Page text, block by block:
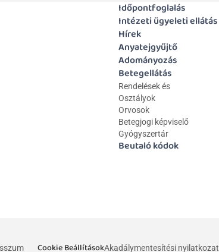
Időpontfoglalás
Intézeti ügyeleti ellátás
Hírek
Anyatejgyűjtő
Adományozás
Betegellátás
Rendelések és
Osztályok
Orvosok
Betegjogi képviselő
Gyógyszertár
Beutaló kódok
Cookie BeállításokAkadálymentesítési nyilatkozat